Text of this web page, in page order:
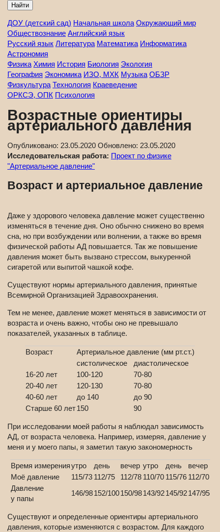
ДОУ (детский сад) Начальная школа Окружающий мир
Обществознание Английский язык
Русский язык Литература Математика Информатика
Астрономия
Физика Химия История Биология Экология
География Экономика ИЗО, МХК Музыка ОБЗР
Физкультура Технология Краеведение
ОРКСЭ, ОПК Психология
Возрастные ориентиры
артериального давления
Опубликовано: 23.05.2020 Обновлено: 23.05.2020
Исследовательская работа: Проект по физике
"Артериальное давление"
Возраст и артериальное давление
Даже у здорового человека давление может существенно
изменяться в течение дня. Оно обычно снижено во время
сна, но при возбуждении или волнении, а также во время
физической работы АД повышается. Так же повышение
давления может быть вызвано стрессом, выкуренной
сигаретой или выпитой чашкой кофе.
Существуют нормы артериального давления, принятые
Всемирной Организацией Здравоохранения.
Тем не менее, давление может меняться в зависимости от
возраста и очень важно, чтобы оно не превышало
показателей, указанных в таблице.
Возраст
Артериальное давление (мм рт.ст.)
систолическое
диастолическое
16-20 лет
100-120
70-80
20-40 лет
120-130
70-80
40-60 лет
до 140
до 90
Старше 60 лет150 90
При исследовании моей работы я наблюдал зависимость
АД, от возраста человека. Например, измеряя, давление у
меня и у моего папы, я заметил такую закономерность
Время измеренияутро день вечер утро день
вечер
Моё давление
115/73 112/75 112/78 110/70 115/76 112/70
Давление
у папы
146/98 152/100 150/98 143/92 145/92 147/95
Существуют и определенные ориентиры артериального
давления, которые изменяются с возрастом. Для каждого